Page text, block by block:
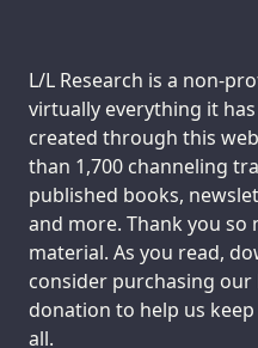
Support us:
L/L Research is a non-
virtually everything it
created through this
than 1,700 channeling
published books,
and more. Thank you
material. As you read,
consider purchasing
donation to help us
all.